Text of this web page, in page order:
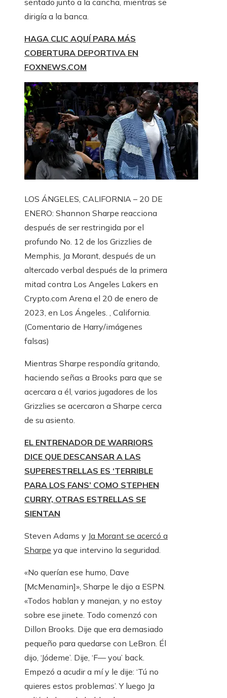
sentado junto a la cancha, mientras se
dirigía a la banca.
HAGA CLIC AQUÍ PARA MÁS
COBERTURA DEPORTIVA EN
FOXNEWS.COM
LOS ÁNGELES, CALIFORNIA – 20 DE
ENERO: Shannon Sharpe reacciona
después de ser restringida por el
profundo No. 12 de los Grizzlies de
Memphis, Ja Morant, después de un
altercado verbal después de la primera
mitad contra Los Angeles Lakers en
Crypto.com Arena el 20 de enero de
2023, en Los Ángeles. , California.
(Comentario de Harry/imágenes
falsas)
Mientras Sharpe respondía gritando,
haciendo señas a Brooks para que se
acercara a él, varios jugadores de los
Grizzlies se acercaron a Sharpe cerca
de su asiento.
EL ENTRENADOR DE WARRIORS
DICE QUE DESCANSAR A LAS
SUPERESTRELLAS ES ‘TERRIBLE
PARA LOS FANS’ COMO STEPHEN
CURRY, OTRAS ESTRELLAS SE
SIENTAN
Steven Adams y Ja Morant se acercó a
Sharpe ya que intervino la seguridad.
«No querían ese humo, Dave
[McMenamin]», Sharpe le dijo a ESPN.
«Todos hablan y manejan, y no estoy
sobre ese jinete. Todo comenzó con
Dillon Brooks. Dije que era demasiado
pequeño para quedarse con LeBron. Él
dijo, ‘Jódeme’. Dije, ‘F— you’ back.
Empezó a acudir a mí y le dije: ‘Tú no
quieres estos problemas’. Y luego Ja